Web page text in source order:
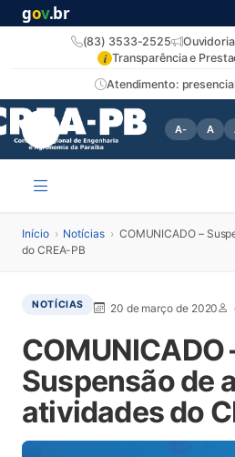
gov.br
Atendimento:
(83) 3533-2525 Ouvidoria
i Transparência e
A- A
Início › Notícias › COMUNICADO –
do CREA-PB
NOTÍCIAS 20 de março de 2020
COMUNICADO
Suspensão de
atividades do